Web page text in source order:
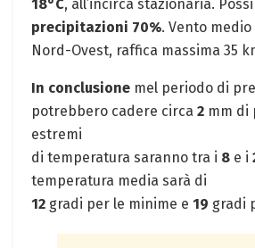
18°C, all’incirca stazionaria.
precipitazioni 70%. Vento
Nord-Ovest, raffica massima 35
In conclusione mel periodo di
potrebbero cadere circa 2 mm di
estremi
di temperatura saranno tra i 8 e i
temperatura media sarà di
12 gradi per le minime e 19 gradi